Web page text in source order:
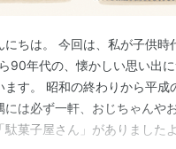
にちは。 今回は、私が子供時
90年代の、懐かしい思い出
ます。 昭和の終わりから平成
には必ず一軒、おじちゃんや
駄菓子屋さん」がありました